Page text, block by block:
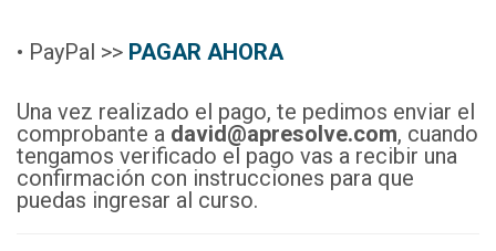
• PayPal >> PAGAR AHORA
Una vez realizado el pago, te pedimos enviar el
comprobante a david@apresolve.com, cuando
tengamos verificado el pago vas a recibir una
confirmación con instrucciones para que
puedas ingresar al curso.